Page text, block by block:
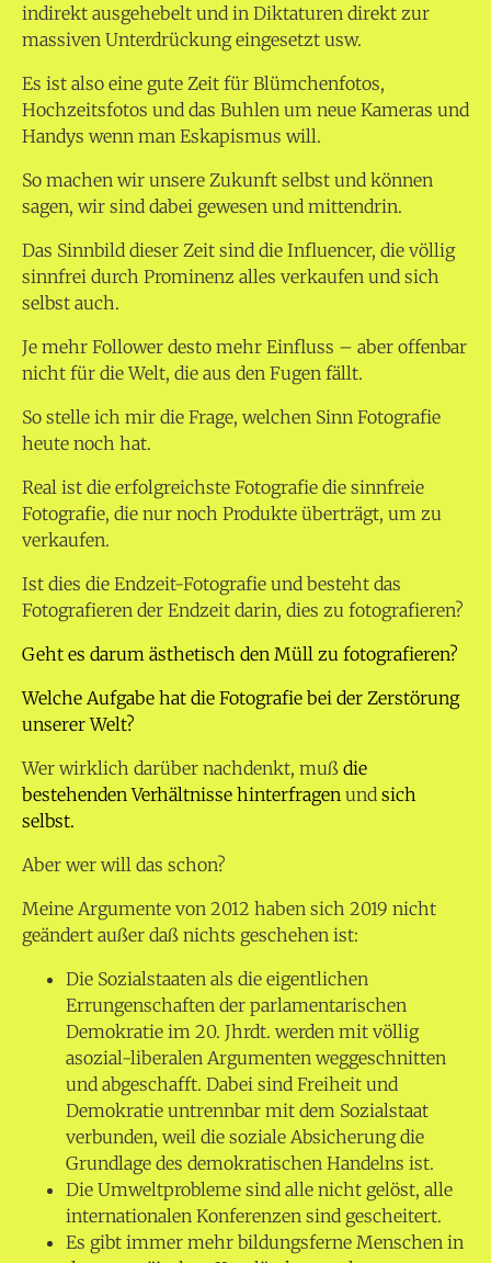
indirekt ausgehebelt und in Diktaturen direkt zur
massiven Unterdrückung eingesetzt usw.
Es ist also eine gute Zeit für Blümchenfotos,
Hochzeitsfotos und das Buhlen um neue Kameras und
Handys wenn man Eskapismus will.
So machen wir unsere Zukunft selbst und können
sagen, wir sind dabei gewesen und mittendrin.
Das Sinnbild dieser Zeit sind die Influencer, die völlig
sinnfrei durch Prominenz alles verkaufen und sich
selbst auch.
Je mehr Follower desto mehr Einfluss – aber offenbar
nicht für die Welt, die aus den Fugen fällt.
So stelle ich mir die Frage, welchen Sinn Fotografie
heute noch hat.
Real ist die erfolgreichste Fotografie die sinnfreie
Fotografie, die nur noch Produkte überträgt, um zu
verkaufen.
Ist dies die Endzeit-Fotografie und besteht das
Fotografieren der Endzeit darin, dies zu fotografieren?
Geht es darum ästhetisch den Müll zu fotografieren?
Welche Aufgabe hat die Fotografie bei der Zerstörung
unserer Welt?
Wer wirklich darüber nachdenkt, muß die
bestehenden Verhältnisse hinterfragen und sich
selbst.
Aber wer will das schon?
Meine Argumente von 2012 haben sich 2019 nicht
geändert außer daß nichts geschehen ist:
Die Sozialstaaten als die eigentlichen
Errungenschaften der parlamentarischen
Demokratie im 20. Jhrdt. werden mit völlig
asozial-liberalen Argumenten weggeschnitten
und abgeschafft. Dabei sind Freiheit und
Demokratie untrennbar mit dem Sozialstaat
verbunden, weil die soziale Absicherung die
Grundlage des demokratischen Handelns ist.
Die Umweltprobleme sind alle nicht gelöst, alle
internationalen Konferenzen sind gescheitert.
Es gibt immer mehr bildungsferne Menschen in